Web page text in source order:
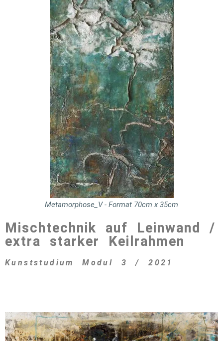
Metamorphose_V - Format 70cm x 35cm
Mischtechnik auf Leinwand /
extra starker Keilrahmen
Kunststudium Modul 3 / 2021